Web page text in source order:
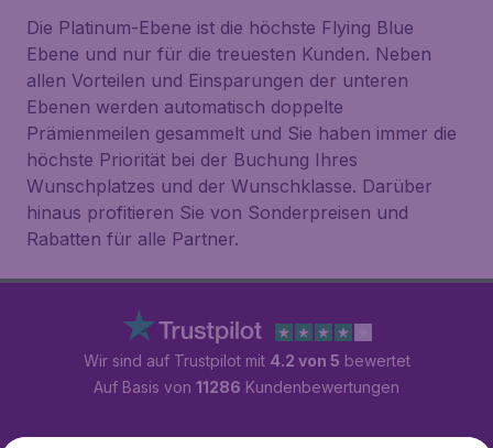
Die Platinum-Ebene ist die höchste Flying Blue
Ebene und nur für die treuesten Kunden. Neben
allen Vorteilen und Einsparungen der unteren
Ebenen werden automatisch doppelte
Prämienmeilen gesammelt und Sie haben immer die
höchste Priorität bei der Buchung Ihres
Wunschplatzes und der Wunschklasse. Darüber
hinaus profitieren Sie von Sonderpreisen und
Rabatten für alle Partner.
Wir sind auf Trustpilot mit 4.2 von 5 bewertet
Auf Basis von 11286 Kundenbewertungen